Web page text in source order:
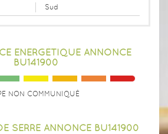
Sud
ENERGÉTIQUE ANNONCE
BU141900
NON COMMUNIQUÉ
SERRE ANNONCE BU141900